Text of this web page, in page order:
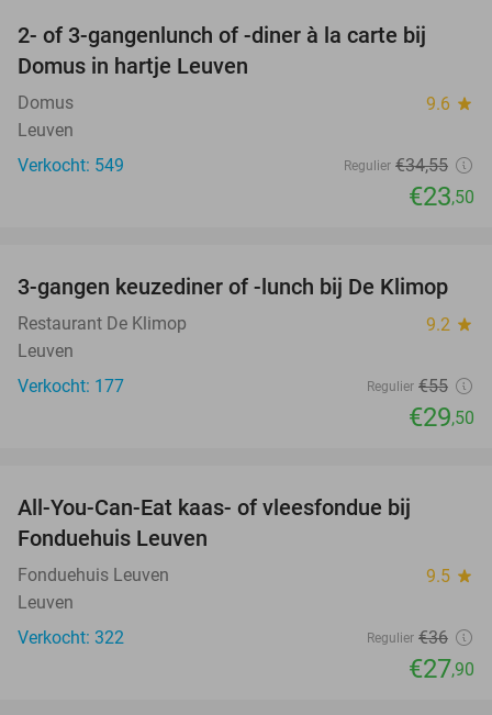
32%
2- of 3-gangenlunch of -diner à la carte bij
Domus in hartje Leuven
Domus 9.6 star
Leuven
Verkocht: 549
Regulier €34,55
€23,50
46%
3-gangen keuzediner of -lunch bij De Klimop
Restaurant De Klimop 9.2 star
Leuven
Verkocht: 177
Regulier €55
€29,50
All-You-Can-Eat kaas- of vleesfondue bij
Fonduehuis Leuven
Fonduehuis Leuven 9.5 star
Leuven
Verkocht: 322
Regulier €36
€27,90